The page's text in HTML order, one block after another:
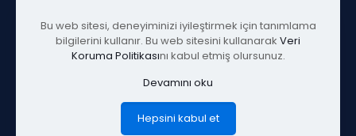
© 2025 Visratek
Bu web sitesi, deneyiminizi iyileştirmek için tanımlama
bilgilerini kullanır. Bu web sitesini kullanarak Veri
Koruma Politikasını kabul etmiş olursunuz.
Devamını oku
Hepsini kabul et